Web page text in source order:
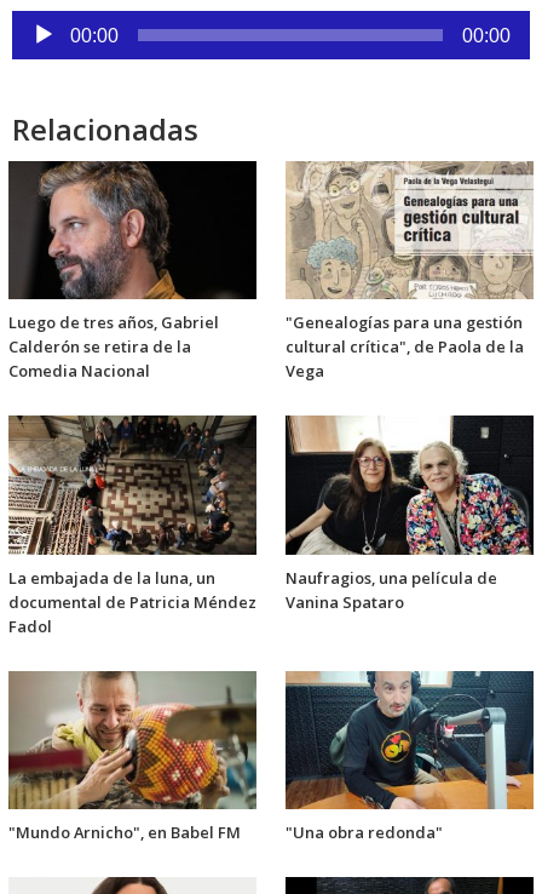
Reproductor
de
00:00 00:00
Relacionadas
Luego de tres años, Gabriel
Calderón se retira de la
Comedia Nacional
"Genealogías para una gestión
cultural crítica", de Paola de la
Vega
La embajada de la luna, un
documental de Patricia Méndez
Fadol
Naufragios, una película de
Vanina Spataro
"Mundo Arnicho", en Babel FM "Una obra redonda"